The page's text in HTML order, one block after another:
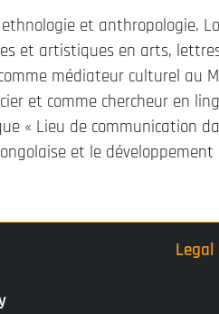
et anthropologie.
et artistiques en arts,
médiateur culturel au
et comme chercheur en
« Lieu de communication
et le développement
Legal